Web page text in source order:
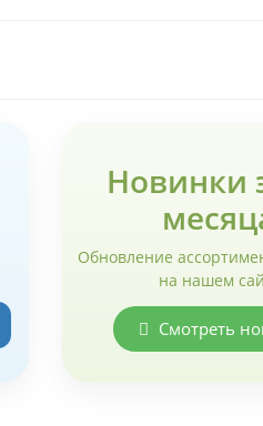
Новинки
Обновление
на нашем
Смотреть